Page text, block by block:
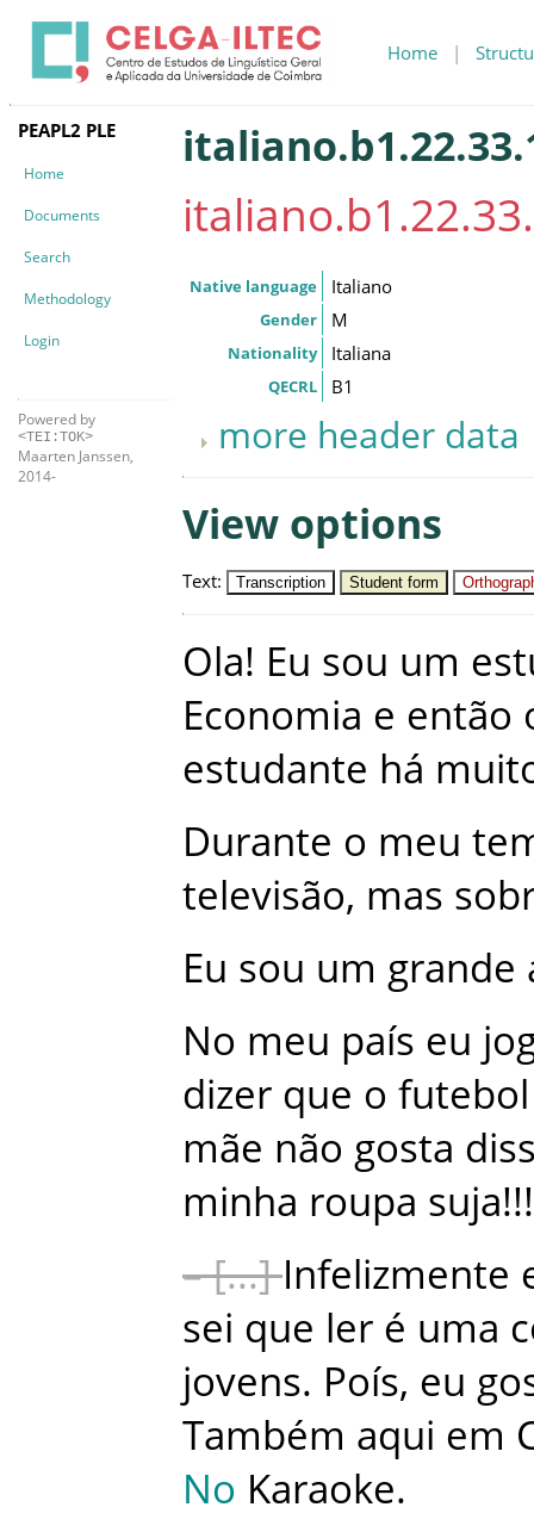
Home |
PEAPL2 PLE
Home
Documents
Search
Methodology
Login
Powered by
<TEI:TOK>
Maarten Janssen,
2014-
Native language Italiano
Gender M
Nationality Italiana
QECRL B1
more header data
View options
Text: Transcription Student form
Ola! Eu sou um
Economia e então
estudante há
Durante o meu
televisão, mas
Eu sou um grande
No meu país eu
dizer que o futebol
mãe não gosta
minha roupa suja!!!
–
Infelizmente
sei que ler é uma
jovens. Poís, eu
Também aqui em
No Karaoke.